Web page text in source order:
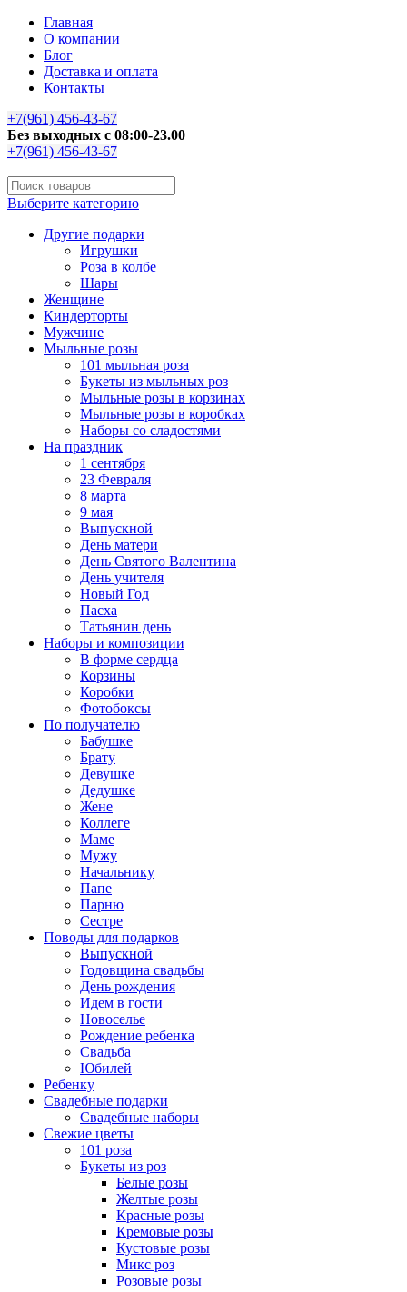
Главная
О компании
Блог
Доставка и оплата
Контакты
+7(961) 456-43-67
Без выходных с 08:00-23.00
+7(961) 456-43-67
Выберите категорию
Другие подарки
Игрушки
Роза в колбе
Шары
Женщине
Киндерторты
Мужчине
Мыльные розы
101 мыльная роза
Букеты из мыльных роз
Мыльные розы в корзинах
Мыльные розы в коробках
Наборы со сладостями
На праздник
1 сентября
23 Февраля
8 марта
9 мая
Выпускной
День матери
День Святого Валентина
День учителя
Новый Год
Пасха
Татьянин день
Наборы и композиции
В форме сердца
Корзины
Коробки
Фотобоксы
По получателю
Бабушке
Брату
Девушке
Дедушке
Жене
Коллеге
Маме
Мужу
Начальнику
Папе
Парню
Сестре
Поводы для подарков
Выпускной
Годовщина свадьбы
День рождения
Идем в гости
Новоселье
Рождение ребенка
Свадьба
Юбилей
Ребенку
Свадебные подарки
Свадебные наборы
Свежие цветы
101 роза
Букеты из роз
Белые розы
Желтые розы
Красные розы
Кремовые розы
Кустовые розы
Микс роз
Розовые розы